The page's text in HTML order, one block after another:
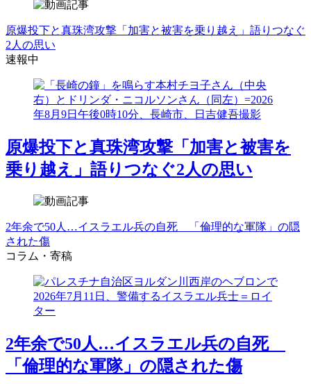
原爆投下と真珠湾攻撃「加害と被害を乗り越え」語りつなぐ
2人の思い
速報中
原爆投下と真珠湾攻撃「加害と被害を
乗り越え」語りつなぐ2人の思い
2年余で50人…イスラエル兵の自死 「倫理的な軍隊」の隠
された傷
コラム・寄稿
2年余で50人…イスラエル兵の自死
「倫理的な軍隊」の隠された傷